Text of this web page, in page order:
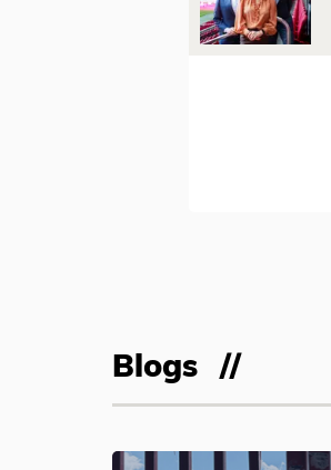
Blogs